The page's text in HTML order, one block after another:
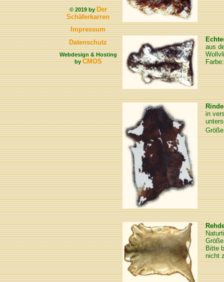
© 2019 byDer
Schäferkarren
Impressum
Datenschutz
Webdesign & Hosting
byCMOS
aus
in
Bitte
nicht